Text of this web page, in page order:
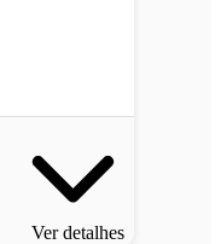
Ver detalhes